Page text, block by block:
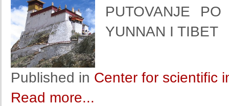
PUTOVANJE
YUNNAN I TIBET
Published in Center for scientific
Read more...